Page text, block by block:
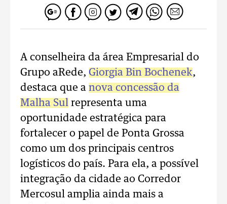
A conselheira da área Empresarial do
Grupo aRede, Giorgia Bin Bochenek,
destaca que a nova concessão da
Malha Sul representa uma
oportunidade estratégica para
fortalecer o papel de Ponta Grossa
como um dos principais centros
logísticos do país. Para ela, a possível
integração da cidade ao Corredor
Mercosul amplia ainda mais a